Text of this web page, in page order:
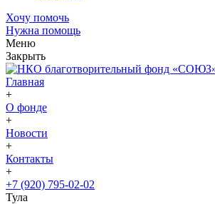
Хочу помочь
Нужна помощь
Меню
Закрыть
Главная
+
О фонде
+
Новости
+
Контакты
+
+7 (920) 795-02-02
Тула